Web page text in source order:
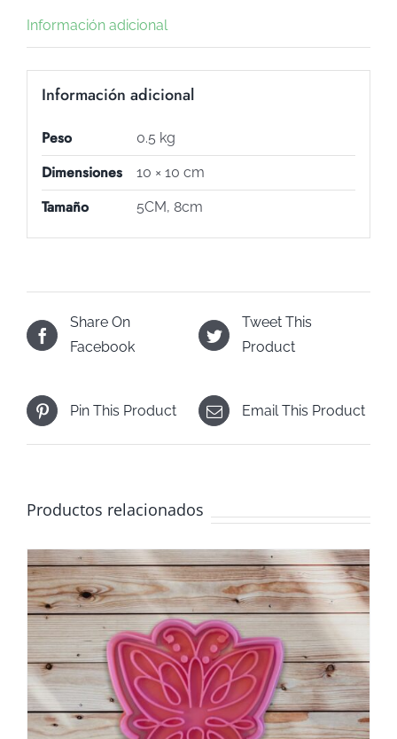
Información adicional
Información adicional
Peso 0.5 kg
Dimensiones 10 × 10 cm
Tamaño 5CM, 8cm
Share On
Facebook
Tweet This
Product
Pin This Product Email This Product
Productos relacionados